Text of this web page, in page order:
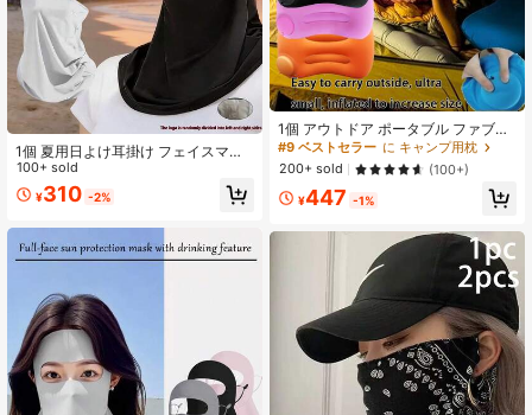
1個 夏用日よけ耳掛け フェイスマス
ク、通気性のあるアイスシルクフェ
イスカバー、ユニセックス日よけフ
ェイスマスク
100+ sold
¥310 -2%
1個 アウトドア ポータブル ファブリ
ック エアピロー、軽量 インフレータ
ブル 折りたたみ キャンプ用枕、キャ
ンプ、オフィスデスクでの仮眠、ハ
イキング バックパッキング、トラベ
ルアクセサリー
#9 ベストセラー に キャンプ用枕
200+ sold
(100+)
¥447 -1%